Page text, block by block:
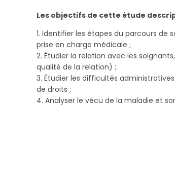
Les objectifs de cette étude
1. Identifier les étapes du parcours de
prise en charge médicale ;
2. Étudier la relation avec les
qualité de la relation) ;
3. Étudier les difficultés
de droits ;
4. Analyser le vécu de la maladie et